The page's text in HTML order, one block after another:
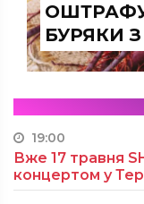
БУРЯКИ
19:00
Вже 17 травня
концертом у